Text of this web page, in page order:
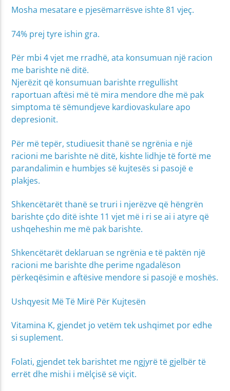
Mosha mesatare e pjesëmarrësve ishte 81 vjeç.
74% prej tyre ishin gra.
Për mbi 4 vjet me rradhë, ata konsumuan një racion
me barishte në ditë.
Njerëzit që konsumuan barishte rregullisht
raportuan aftësi më të mira mendore dhe më pak
simptoma të sëmundjeve kardiovaskulare apo
depresionit.
Për më tepër, studiuesit thanë se ngrënia e një
racioni me barishte në ditë, kishte lidhje të fortë me
parandalimin e humbjes së kujtesës si pasojë e
plakjes.
Shkencëtarët thanë se truri i njerëzve që hëngrën
barishte çdo ditë ishte 11 vjet më i ri se ai i atyre që
ushqeheshin me më pak barishte.
Shkencëtarët deklaruan se ngrënia e të paktën një
racioni me barishte dhe perime ngadalëson
përkeqësimin e aftësive mendore si pasojë e moshës.
Ushqyesit Më Të Mirë Për Kujtesën
Vitamina K, gjendet jo vetëm tek ushqimet por edhe
si suplement.
Folati, gjendet tek barishtet me ngjyrë të gjelbër të
errët dhe mishi i mëlçisë së viçit.